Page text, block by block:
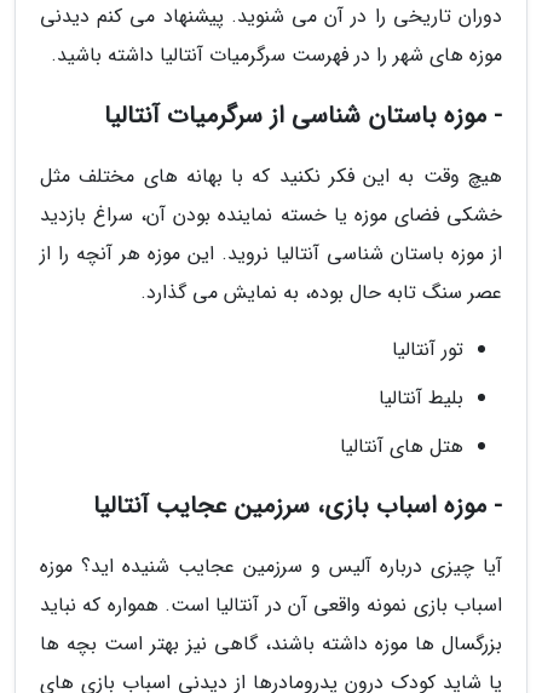
دوران تاریخی را در آن می شنوید. پیشنهاد می کنم دیدنی
موزه های شهر را در فهرست سرگرمیات آنتالیا داشته باشید.
- موزه باستان شناسی از سرگرمیات آنتالیا
هیچ وقت به این فکر نکنید که با بهانه های مختلف مثل
خشکی فضای موزه یا خسته نماینده بودن آن، سراغ بازدید
از موزه باستان شناسی آنتالیا نروید. این موزه هر آنچه را از
عصر سنگ تابه حال بوده، به نمایش می گذارد.
تور آنتالیا
بلیط آنتالیا
هتل های آنتالیا
- موزه اسباب بازی، سرزمین عجایب آنتالیا
آیا چیزی درباره آلیس و سرزمین عجایب شنیده اید؟ موزه
اسباب بازی نمونه واقعی آن در آنتالیا است. همواره که نباید
بزرگسال ها موزه داشته باشند، گاهی نیز بهتر است بچه ها
یا شاید کودک درون پدرومادرها از دیدنی اسباب بازی های